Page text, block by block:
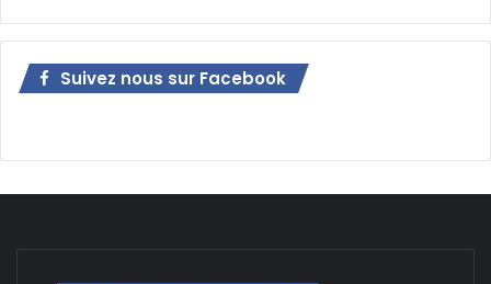
Suivez nous sur Facebook